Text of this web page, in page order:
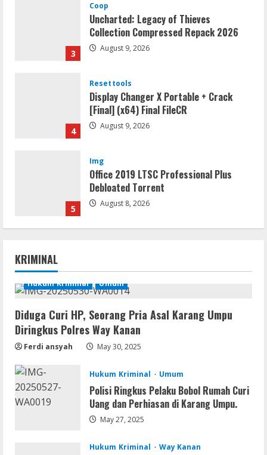
3
Coop
Uncharted: Legacy of Thieves
Collection Compressed Repack 2026
August 9, 2026
4
Resettools
Display Changer X Portable + Crack
[Final] (x64) Final FileCR
August 9, 2026
5
Img
Office 2019 LTSC Professional Plus
Debloated Tоrrеnt
August 8, 2026
1
August 9, 2026
Umum
Satreskrim Polres Way Kanan Ungkap
Kasus Persetubuhan terhadap Anak,
Tersangka Ayah Tiri Diamankan
Coop
Uncharted: Legacy of Thieves
Collection Compressed Repack 2026
KRIMINAL
Hukum Kriminal Umum
Diduga Curi HP, Seorang Pria Asal Karang Umpu
Diringkus Polres Way Kanan
Ferdi ansyah May 30, 2025
Hukum Kriminal Umum
Polisi Ringkus Pelaku Bobol Rumah Curi
Uang dan Perhiasan di Karang Umpu.
May 27, 2025
Hukum Kriminal Way Kanan